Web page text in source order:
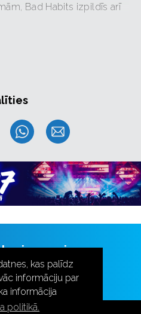
kas palīdz
informāciju par
informācija
politikā.
Bad Habits izpildīs arī
jaunumiem